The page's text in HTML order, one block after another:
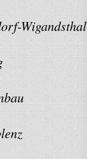
Wigandsthal